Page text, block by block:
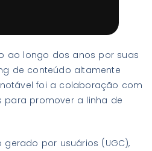
ao longo dos anos por suas
de conteúdo altamente
foi a colaboração com
para promover a linha de
por usuários (UGC),